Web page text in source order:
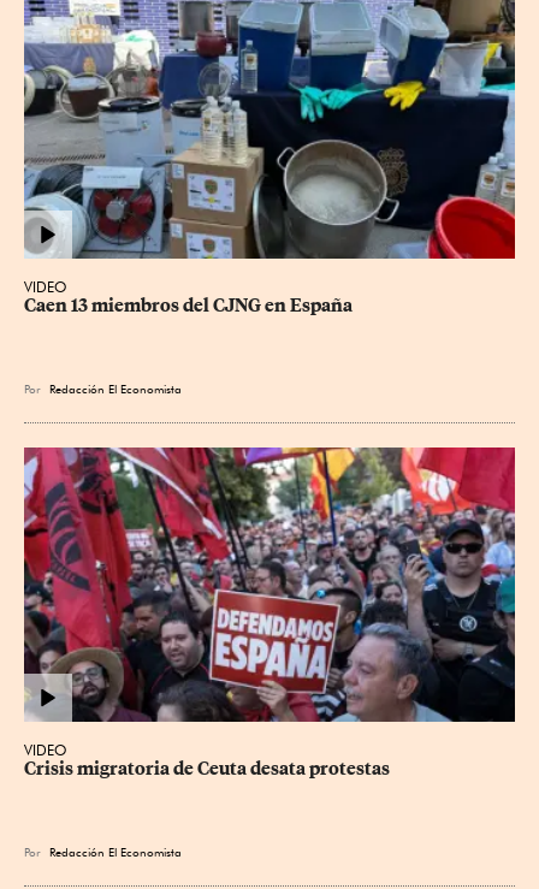
VIDEO
Caen 13 miembros del CJNG en España
Por Redacción El Economista
VIDEO
Crisis migratoria de Ceuta desata protestas
Por Redacción El Economista